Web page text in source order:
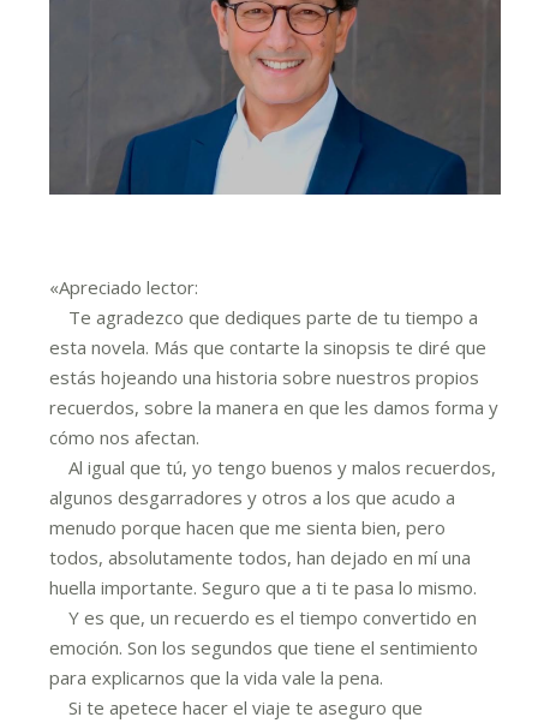
«Apreciado lector:
Te agradezco que dediques parte de tu tiempo a
esta novela. Más que contarte la sinopsis te diré que
estás hojeando una historia sobre nuestros propios
recuerdos, sobre la manera en que les damos forma y
cómo nos afectan.
Al igual que tú, yo tengo buenos y malos recuerdos,
algunos desgarradores y otros a los que acudo a
menudo porque hacen que me sienta bien, pero
todos, absolutamente todos, han dejado en mí una
huella importante. Seguro que a ti te pasa lo mismo.
Y es que, un recuerdo es el tiempo convertido en
emoción. Son los segundos que tiene el sentimiento
para explicarnos que la vida vale la pena.
Si te apetece hacer el viaje te aseguro que